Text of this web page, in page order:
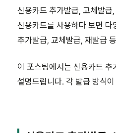
신용카드 추가발급, 교체발
신용카드를 사용하다 보면 다
추가발급, 교체발급, 재발급
이 포스팅에서는 신용카드
설명드립니다. 각 발급 방식